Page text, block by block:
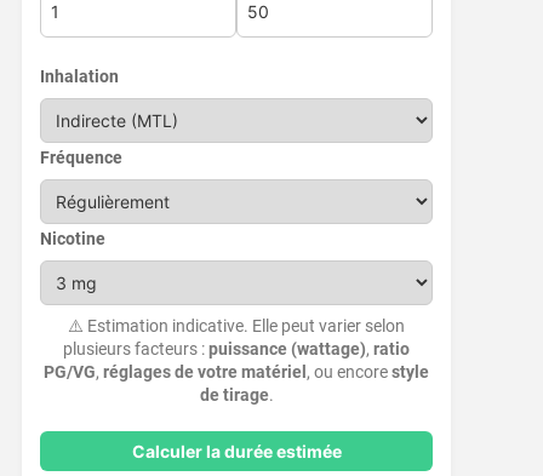
Inhalation
Fréquence
Nicotine
⚠️ Estimation indicative. Elle peut varier selon
plusieurs facteurs :puissance (wattage),ratio
PG/VG,réglages de votre matériel , ou encorestyle
de tirage.
Calculer la durée estimée